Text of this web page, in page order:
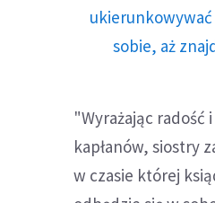
ukierunkowywać
sobie, aż
"Wyrażając radość
kapłanów, siostry
w czasie której